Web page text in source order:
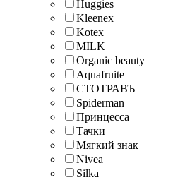
Huggies
Kleenex
Kotex
MILK
Organic beauty
Aquafruite
СТОТРАВЪ
Spiderman
Принцесса
Тачки
Мягкий знак
Nivea
Silka